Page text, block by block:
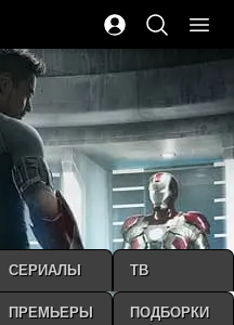
СЕРИАЛЫ ТВ
ПРЕМЬЕРЫ ПОДБОРКИ